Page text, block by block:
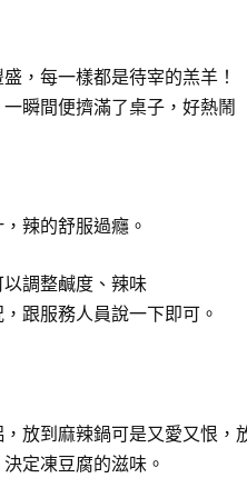
，每一樣都是待宰的羔羊！
一瞬間便擠滿了桌子，好熱鬧
辣的舒服過癮。
調整鹹度、辣味
跟服務人員說一下即可。
放到麻辣鍋可是又愛又恨，
定凍豆腐的滋味。